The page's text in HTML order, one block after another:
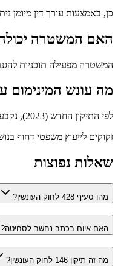
כן, באמצעות עורך דין מיומן
האם המשטרה יכולה
המשטרה מפעילה תוכניות להגנת עדים ומשתמשת ביחידות מיוחדות (כמו להב
מה עונש המינימום
לפי התיקון החדש (2023), נקבע עונש מזערי של רבע מהעונש המרבי הקבוע בעבירה, אלא אם מצא בית המשפט נסיבות מיוחדות המצדיקות הקלה, זאת כדי להרתיע את ארגוני הפשיעה.
זקוקים לייעוץ משפטי דחוף
שאלות נפוצות
מהו סעיף 428 לחוק העונשין?
האם איום בכתב נחשב לסחיטה?
מה זה תיקון 146 לחוק העונשין?